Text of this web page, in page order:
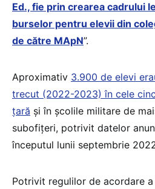
Ed., fie prin crearea cadrului
burselor pentru elevii din
de către MApN”.
Aproximativ 3.900 de elevi
trecut (2022-2023) în cele
țară și în școlile militare de
subofițeri, potrivit datelor
începutul lunii septembrie
Potrivit regulilor de acordare